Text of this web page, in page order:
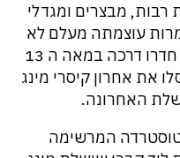
רבות, מבצרים ומגדלי
ב 6,200 ק"מ. למרות עוצמתה מעלם לא
מילאה את תפקידה, המונגולים חדרו דרכה במאה ה 13
ה 17, אז חיסלו את אחרון קיסרי מינג
האחרונה.
המרשימה